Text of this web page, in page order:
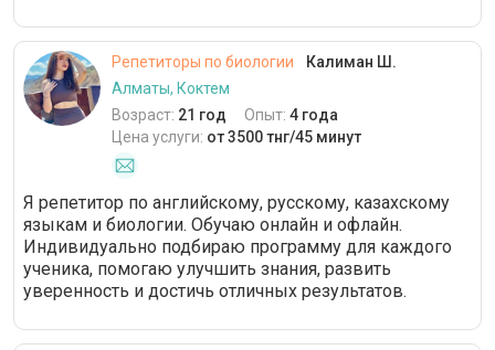
Репетиторы по биологии
Калиман Ш.
Алматы, Коктем
Возраст: 21 год Опыт: 4 года
Цена услуги: от 3500 тнг/45 минут
Я репетитор по английскому, русскому, казахскому
языкам и биологии. Обучаю онлайн и офлайн.
Индивидуально подбираю программу для каждого
ученика, помогаю улучшить знания, развить
уверенность и достичь отличных результатов.